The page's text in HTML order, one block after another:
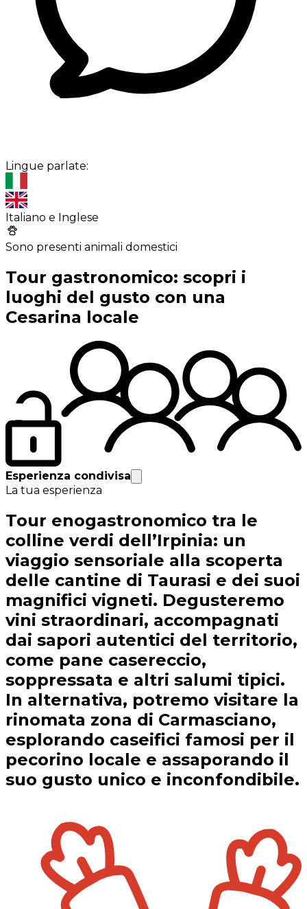
Lingue parlate:
Italiano e Inglese
Sono presenti animali domestici
Tour gastronomico: scopri i
luoghi del gusto con una
Cesarina locale
Esperienza condivisa
La tua esperienza
Tour enogastronomico tra le
colline verdi dell’Irpinia: un
viaggio sensoriale alla scoperta
delle cantine di Taurasi e dei suoi
magnifici vigneti. Degusteremo
vini straordinari, accompagnati
dai sapori autentici del territorio,
come pane casereccio,
soppressata e altri salumi tipici.
In alternativa, potremo visitare la
rinomata zona di Carmasciano,
esplorando caseifici famosi per il
pecorino locale e assaporando il
suo gusto unico e inconfondibile.